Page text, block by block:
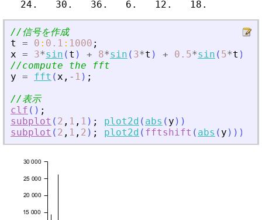
//信号を作成
t
= 0 : 0.1 : 1000 ;
x = 3*sin ( t ) + 8*sin ( 3*t ) + 0.5*sin ( 5*t )
//compute the fft
y = fft (x , - 1 ) ;
//表示
clf ( ) ;
subplot ( 2 , 1 , 1 ) ; plot2d ( abs ( y ) )
subplot ( 2 , 1 , 2 ) ; plot2d ( fftshift ( abs ( y ) ) )